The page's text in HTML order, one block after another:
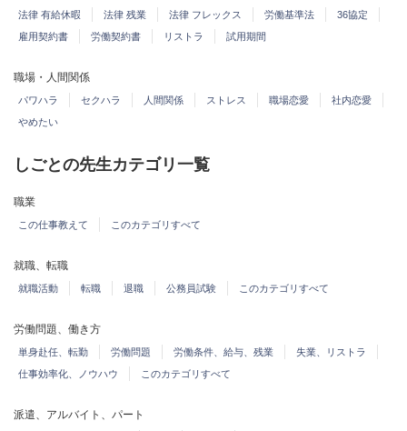
法律 有給休暇 法律 残業 法律 フレックス 労働基準法
36協定
雇用契約書
労働契約書 リストラ 試用期間
職場・人間関係
パワハラ セクハラ 人間関係 ストレス 職場恋愛
社内恋愛
やめたい
しごとの先生カテゴリ一覧
職業
この仕事教えて このカテゴリすべて
就職、転職
就職活動 転職 退職 公務員試験 このカテゴリすべて
労働問題、働き方
単身赴任、転勤 労働問題 労働条件、給与、残業
失業、リストラ
仕事効率化、ノウハウ
このカテゴリすべて
派遣、アルバイト、パート